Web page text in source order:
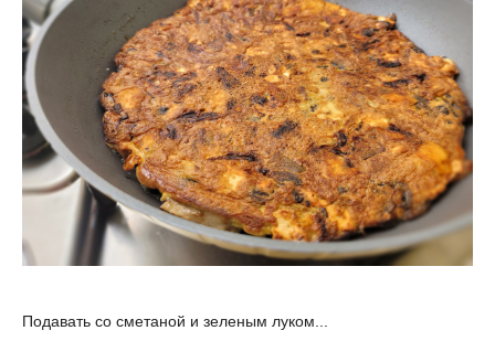
Подавать со сметаной и зеленым луком...